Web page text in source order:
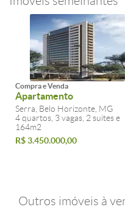
Compra e Venda
Apartamento
Serra, Belo Horizonte, MG
4 quartos, 3 vagas, 2 suites e
164m2
R$ 3.450.000,00
Outros imóveis à